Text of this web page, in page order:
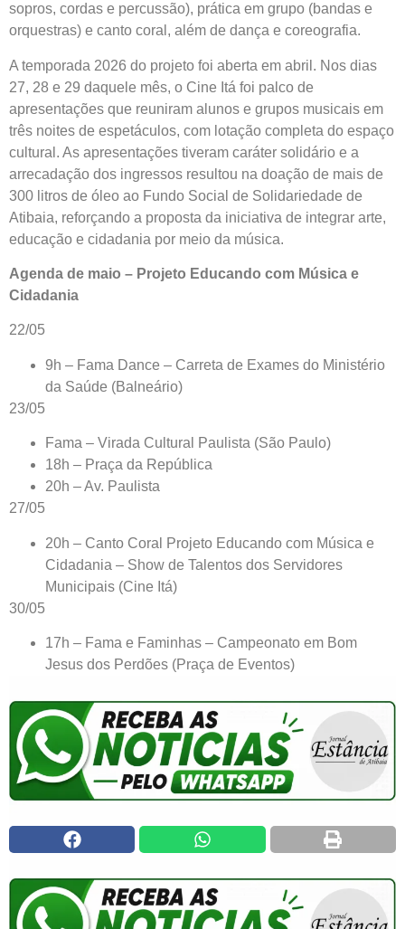
sopros, cordas e percussão), prática em grupo (bandas e
orquestras) e canto coral, além de dança e coreografia.
A temporada 2026 do projeto foi aberta em abril. Nos dias
27, 28 e 29 daquele mês, o Cine Itá foi palco de
apresentações que reuniram alunos e grupos musicais em
três noites de espetáculos, com lotação completa do espaço
cultural. As apresentações tiveram caráter solidário e a
arrecadação dos ingressos resultou na doação de mais de
300 litros de óleo ao Fundo Social de Solidariedade de
Atibaia, reforçando a proposta da iniciativa de integrar arte,
educação e cidadania por meio da música.
Agenda de maio – Projeto Educando com Música e
Cidadania
22/05
9h – Fama Dance – Carreta de Exames do Ministério
da Saúde (Balneário)
23/05
Fama – Virada Cultural Paulista (São Paulo)
18h – Praça da República
20h – Av. Paulista
27/05
20h – Canto Coral Projeto Educando com Música e
Cidadania – Show de Talentos dos Servidores
Municipais (Cine Itá)
30/05
17h – Fama e Faminhas – Campeonato em Bom
Jesus dos Perdões (Praça de Eventos)